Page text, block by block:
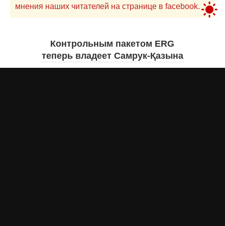
мнения наших читателей на странице в facebook.
Контрольным пакетом ERG
теперь владеет Самрук-Қазына